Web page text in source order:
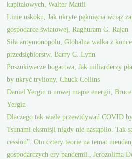
kapitałowych, Walter Mattli
Linie uskoku, Jak ukryte pęknięcia wciąż
gospodarce światowej, Raghuram G. Rajan
Siła antymonopolu, Globalna walka z
przedsiębiorstw, Barry C. Lynn
Poszukiwacze bogactwa, Jak miliarderzy
by ukryć tryliony, Chuck Collins
Daniel Yergin o nowej mapie energii,
Yergin
Dlaczego tak wiele przewidywań COVID
Tsunami eksmisji nigdy nie nastąpiło. Tak
cession”. Oto cztery teorie na temat
gospodarczych ery pandemii., Jerozolima